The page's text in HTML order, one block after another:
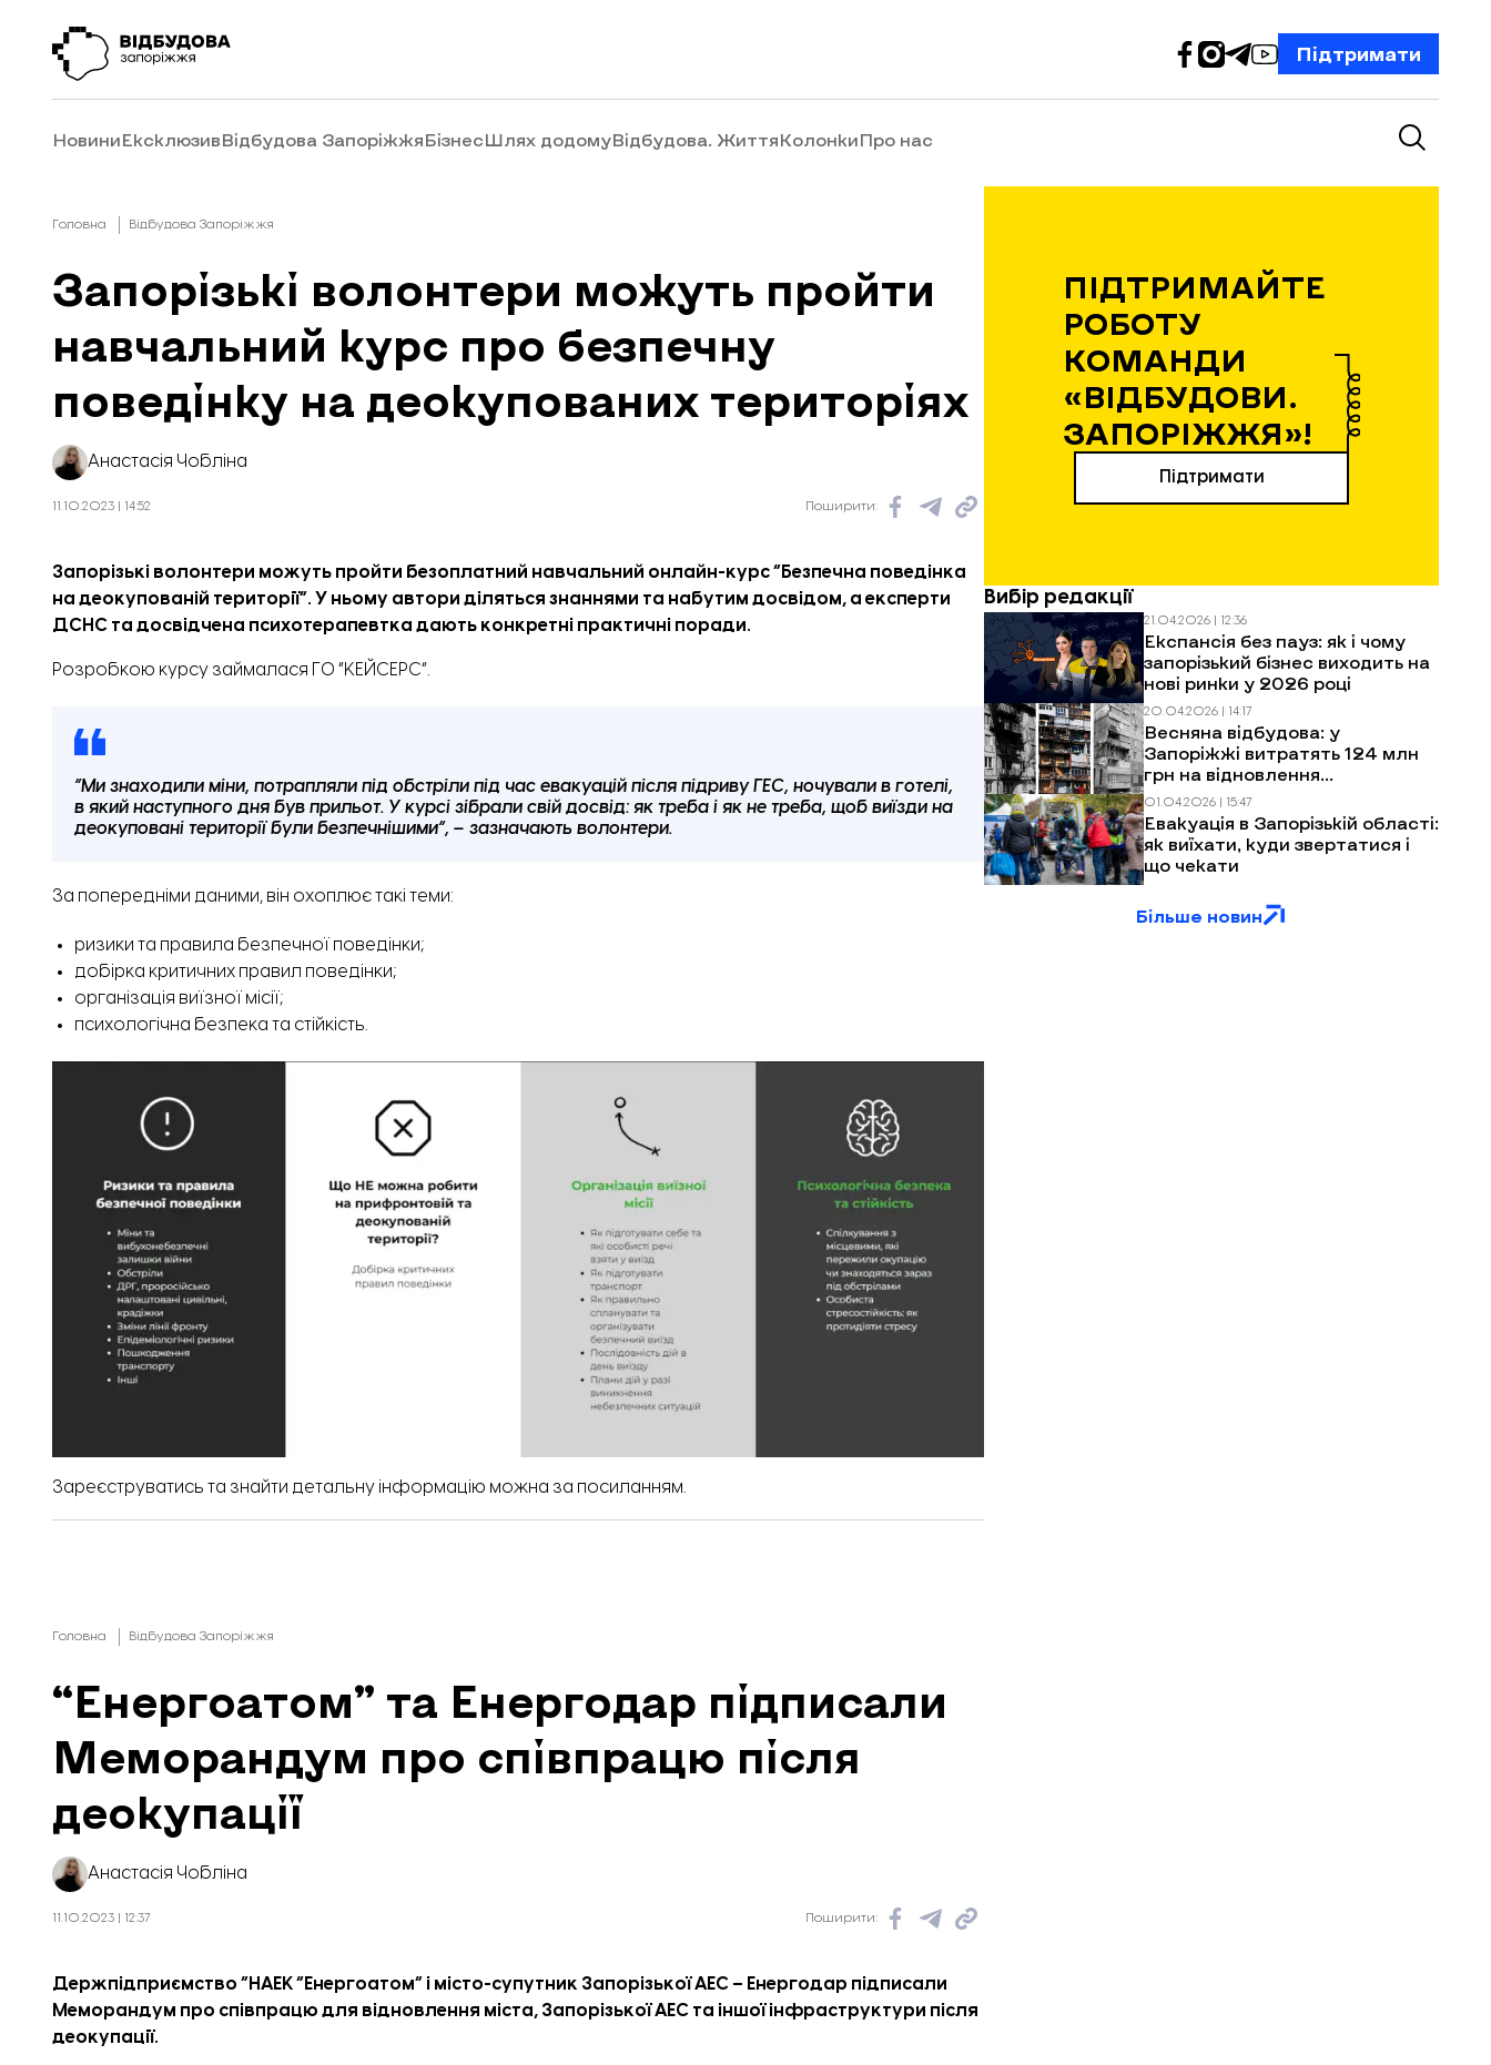
Підтримати
НовиниЕксклюзивВідбудова ЗапоріжжяБізнесШлях додомуВідбудова. ЖиттяКолонкиПро нас
Головна Відбудова Запоріжжя
Запорізькі волонтери можуть пройти
навчальний курс про безпечну
поведінку на деокупованих територіях
Анастасія Чобліна
11.10.2023 | 14:52 Поширити:
Запорізькі волонтери можуть пройти безоплатний навчальний онлайн-курс “Безпечна поведінка
на деокупованій території”. У ньому автори діляться знаннями та набутим досвідом, а експерти
ДСНС та досвідчена психотерапевтка дають конкретні практичні поради.
Розробкою курсу займалася ГО “КЕЙСЕРС”.
“Ми знаходили міни, потрапляли під обстріли під час евакуацій після підриву ГЕС, ночували в готелі,
в який наступного дня був прильот. У курсі зібрали свій досвід: як треба і як не треба, щоб виїзди на
деокуповані території були безпечнішими”, – зазначають волонтери.
За попередніми даними, він охоплює такі теми:
ризики та правила безпечної поведінки;
добірка критичних правил поведінки;
організація виїзної місії;
психологічна безпека та стійкість.
Зареєструватись та знайти детальну інформацію можна за посиланням.
Головна Відбудова Запоріжжя
“Енергоатом” та Енергодар підписали
Меморандум про співпрацю після
деокупації
Анастасія Чобліна
11.10.2023 | 12:37 Поширити:
Держпідприємство “НАЕК “Енергоатом” і місто-супутник Запорізької АЕС – Енергодар підписали
Меморандум про співпрацю для відновлення міста, Запорізької АЕС та іншої інфраструктури після
деокупації.
ПІДТРИМАЙТЕ
РОБОТУ
КОМАНДИ
«ВІДБУДОВИ.
ЗАПОРІЖЖЯ»!
Підтримати
Вибір редакції
21.04.2026 | 12:36
Експансія без пауз: як і чому
запорізький бізнес виходить на
нові ринки у 2026 році
20.04.2026 | 14:17
Весняна відбудова: у
Запоріжжі витратять 124 млн
грн на відновлення
багатоповерхівок після
обстрілів
01.04.2026 | 15:47
Евакуація в Запорізькій області:
як виїхати, куди звертатися і
що чекати
Більше новин